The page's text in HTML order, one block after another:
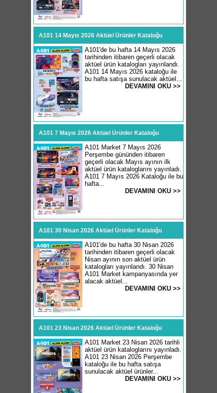
A101 14 Mayıs 2026 Aktüel Ürünler Kataloğu
A101'de bu hafta 14 Mayıs 2026
tarihinden itibaren geçerli olacak
aktüel ürün katalogları yayınlandı.
A101 14 Mayıs 2026 kataloğu ile
bu hafta satışa sunulacak aktüel...
DEVAMINI OKU >>
A101 7 Mayıs 2026 Aktüel Ürünler Kataloğu
A101 Market 7 Mayıs 2026
Perşembe gününden itibaren
geçerli olacak Mayıs ayının ilk
aktüel ürün kataloglarını yayınladı.
A101 7 Mayıs 2026 Kataloğu ile bu
hafta...
DEVAMINI OKU >>
A101 30 Nisan 2026 Aktüel Ürünler Kataloğu
A101'de bu hafta 30 Nisan 2026
tarihinden itibaren geçerli olacak
Nisan ayının son aktüel ürün
katalogları yayınlandı. 30 Nisan
A101 Market kampanyasında yer
alacak aktüel...
DEVAMINI OKU >>
A101 23 Nisan 2026 Aktüel Ürünler Kataloğu
A101 Market 23 Nisan 2026 tarihli
aktüel ürün kataloglarını yayınladı.
A101 23 Nisan 2026 Perşembe
kataloğu ile bu hafta satışa
sunulacak aktüel ürünler...
DEVAMINI OKU >>